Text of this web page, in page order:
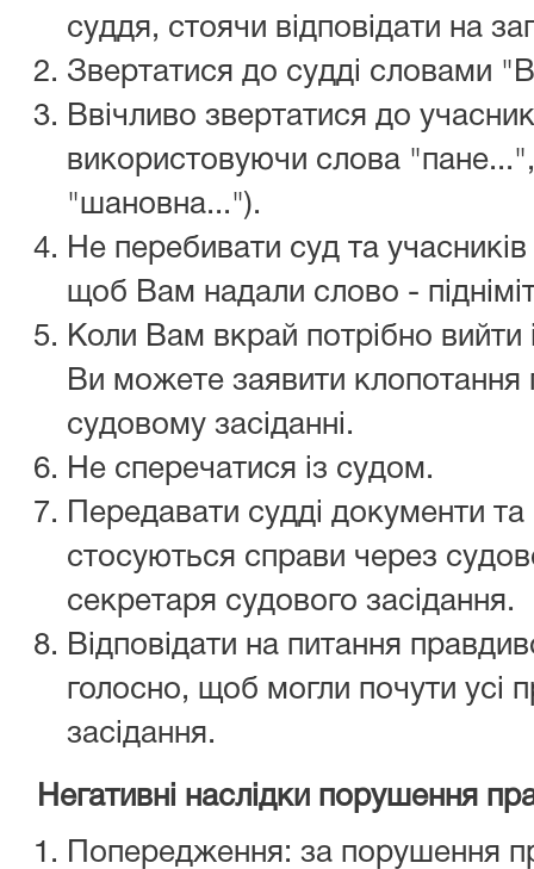
суддя, стоячи відповідати на
Звертатися до судді словами
Ввічливо звертатися до
використовуючи слова
"шановна...").
Не перебивати суд та
щоб Вам надали слово -
Коли Вам вкрай потрібно вийти
Ви можете заявити
судовому засіданні.
Не сперечатися із
Передавати судді документи
стосуються справи через
секретаря судового засідання.
Відповідати на питання
голосно, щоб могли почути усі
засідання.
Негативні наслідки порушення
Попередження: за порушення